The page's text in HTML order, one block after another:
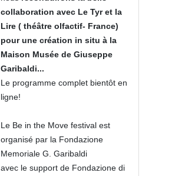
collaboration avec Le Tyr et la
Lire ( théâtre olfactif- France)
pour une création in situ à la
Maison Musée de Giuseppe
Garibaldi...
Le programme complet bientôt en
ligne!
Le Be in the Move festival est
organisé par la Fondazione
Memoriale G. Garibaldi
avec le support de Fondazione di